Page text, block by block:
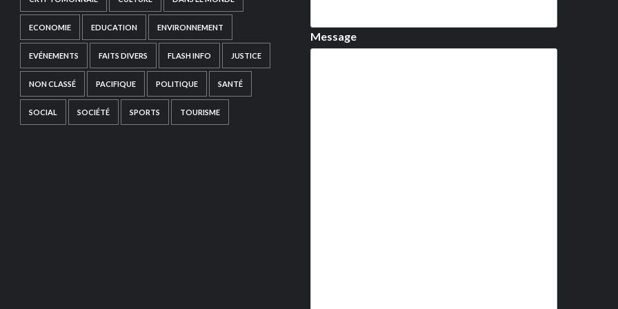
ECONOMIE EDUCATION ENVIRONNEMENT
EVÉNEMENTS FAITS DIVERS FLASH INFO JUSTICE
NON CLASSÉ PACIFIQUE POLITIQUE SANTÉ
SOCIAL SOCIÉTÉ SPORTS TOURISME
Message